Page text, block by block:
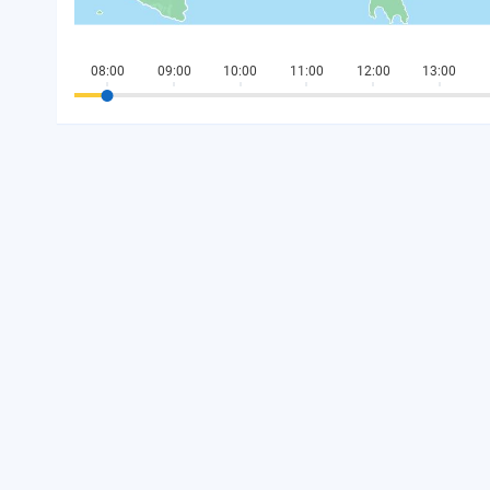
08:00 09:00 10:00 11:00 12:00 13:00